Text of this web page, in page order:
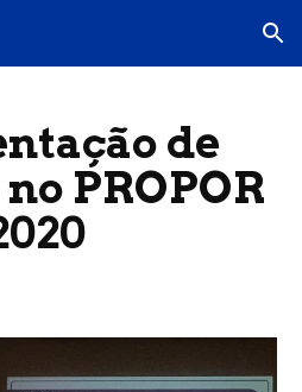
Skip to navigation
de
PROPOR